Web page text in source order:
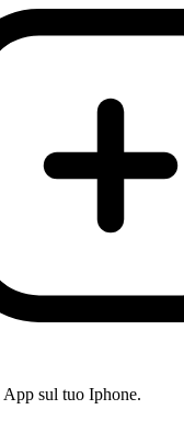
App sul tuo Iphone.